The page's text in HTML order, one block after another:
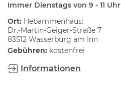
Immer Dienstags von 9 - 11 Uhr
Ort: Hebammenhaus:
Dr.-Martin-Geiger-Straße 7
83512 Wasserburg am Inn
Gebühren: kostenfrei
Informationen